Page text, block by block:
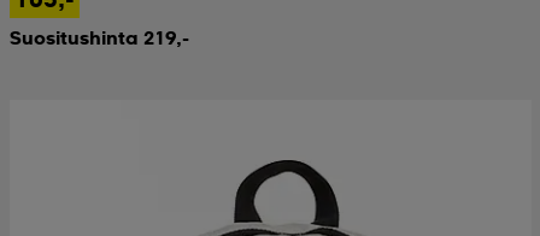
Suositushinta 219,-